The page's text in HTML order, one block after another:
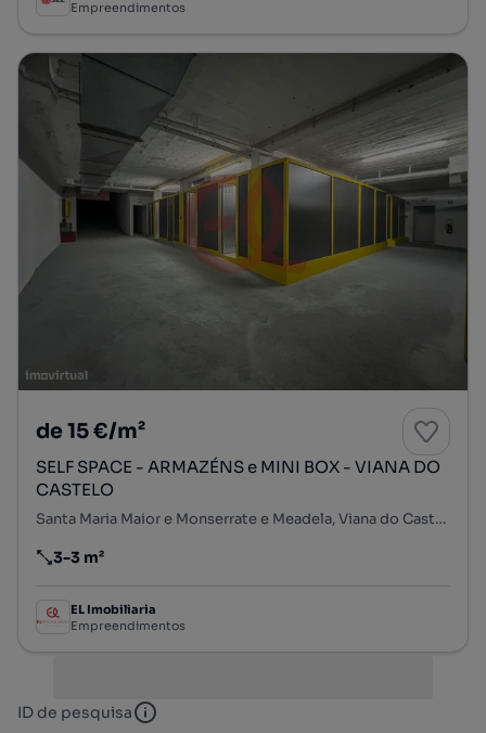
Empreendimentos
de 15 €/m²
SELF SPACE - ARMAZÉNS e MINI BOX - VIANA DO
CASTELO
Santa Maria Maior e Monserrate e Meadela, Viana do Castelo, Viana do Castelo
Preço por metro quadrado
3-3 m²
EL Imobiliaria
Empreendimentos
ID de pesquisa ID de pesquisa